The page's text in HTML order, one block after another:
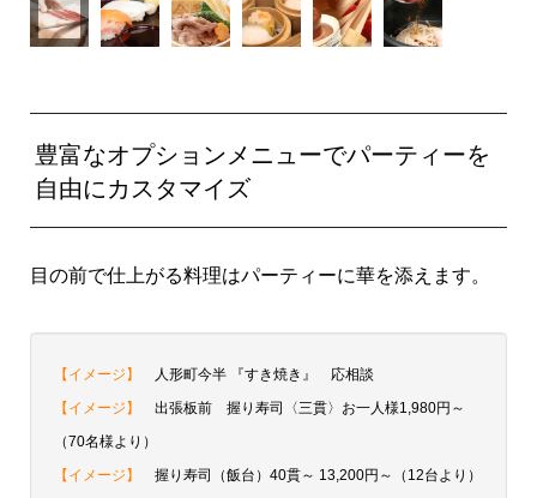
豊富なオプションメニューでパーティーを
自由にカスタマイズ
目の前で仕上がる料理はパーティーに華を添えます。
【イメージ】
人形町今半 『すき焼き』 応相談
【イメージ】
出張板前 握り寿司〈三貫〉お一人様1,980円～
（70名様より）
【イメージ】
握り寿司（飯台）40貫～ 13,200円～（12台より）